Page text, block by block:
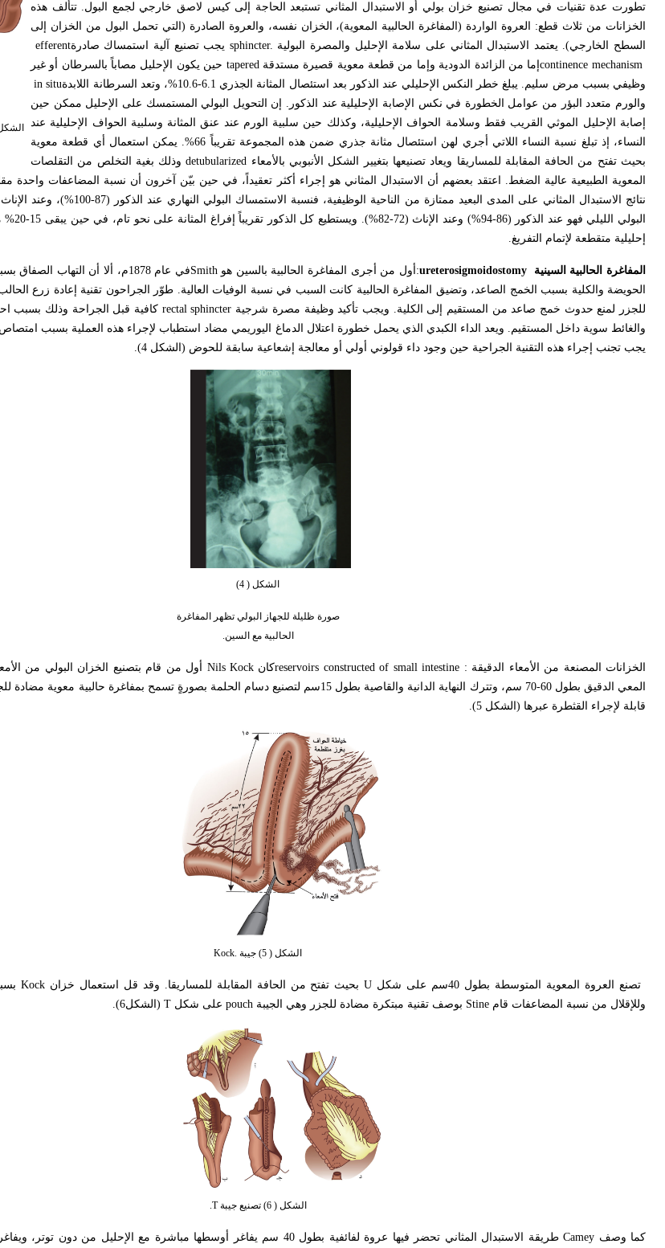
تطورت عدة تقنيات في مجال تصنيع خزان بولي أو الاستبدال المثاني تستبعد الحاجة إلى كيس لاصق خارجي لجمع البول. تتألف هذه
الخزانات من ثلاث قطع: العروة الواردة (المفاغرة الحالبية المعوية)، الخزان نفسه، والعروة الصادرة (التي تحمل البول من الخزان إلى
السطح الخارجي). يعتمد الاستبدال المثاني على سلامة الإحليل والمصرة البولية sphincter. يجب تصنيع آلية استمساك صادرةefferent
continence mechanismإما من الزائدة الدودية وإما من قطعة معوية قصيرة مستدقة tapered حين يكون الإحليل مصاباً بالسرطان أو غير
وظيفي بسبب مرض سليم. يبلغ خطر النكس الإحليلي عند الذكور بعد استئصال المثانة الجذري 6.1-10.6%، وتعد السرطانة اللابدة
in situ
والورم متعدد البؤر من عوامل الخطورة في نكس الإصابة الإحليلية عند الذكور. إن التحويل البولي المستمسك على الإحليل ممكن حين
إصابة الإحليل الموثي القريب فقط وسلامة الحواف الإحليلية، وكذلك حين سلبية الورم عند عنق المثانة وسلبية الحواف الإحليلية عند
النساء، إذ تبلغ نسبة النساء اللاتي أجري لهن استئصال مثانة جذري ضمن هذه المجموعة تقريباً 66%. يمكن استعمال أي قطعة معوية
بحيث تفتح من الحافة المقابلة للمساريقا ويعاد تصنيعها بتغيير الشكل الأنبوبي بالأمعاء detubularized وذلك بغية التخلص من التقلصات
المعوية الطبيعية عالية الضغط. اعتقد بعضهم أن الاستبدال المثاني هو إجراء أكثر تعقيداً، في حين بيّن آخرون أن نسبة المضاعفات واحدة
البولي الليلي
إحليلية متقطعة لإتمام التفريغ.
المفاغرة الحالبية السينية :ureterosigmoidostomy أول من أجرى المفاغرة الحالبية بالسين هو Smith
في عام 1878م، ألا أن التهاب
الحويضة والكلية بسبب الخمج الصاعد، وتضيق المفاغرة الحالبية كانت السبب في نسبة الوفيات العالية. طوّر الجراحون تقنية إعادة زرع
للجزر لمنع حدوث خمج صاعد من المستقيم إلى الكلية. ويجب تأكيد وظيفة مصرة شرجية rectal sphincter كافية قبل الجراحة وذلك بسبب
والغائط سوية داخل المستقيم. ويعد الداء الكبدي الذي يحمل خطورة اعتلال الدماغ اليوريمي مضاد استطباب لإجراء هذه العملية بسبب
يجب تجنب إجراء هذه التقنية الجراحية حين وجود داء قولوني أولي أو معالجة إشعاعية سابقة للحوض (الشكل 4).
الشكل ( 4)
صورة ظليلة للجهاز البولي تظهر المفاغرة
الحالبية مع السين.
الخزانات المصنعة من الأمعاء الدقيقة reservoirs constructed of small intestine :كان Nils Kock
أول من قام بتصنيع الخزان البولي من
المعي الدقيق بطول 60-70 سم، وتترك النهاية الدانية والقاصية بطول 15سم لتصنيع دسام الحلمة بصورةٍ تسمح بمفاغرة
قابلة لإجراء القثطرة عبرها (الشكل 5).
الشكل ( 5) جيبة .Kock
تصنع العروة المعوية المتوسطة بطول 40سم على شكل U بحيث تفتح من الحافة المقابلة للمساريقا. وقد قل استعمال خزان Kock
وللإقلال من نسبة المضاعفات قام Stine بوصف تقنية مبتكرة مضادة للجزر وهي الجيبة pouch على شكل T (الشكل6).
الشكل ( 6) تصنيع جيبة T.
كما وصف Camey طريقة الاستبدال المثاني تحضر فيها عروة لفائفية بطول 40 سم يفاغر أوسطها مباشرة مع